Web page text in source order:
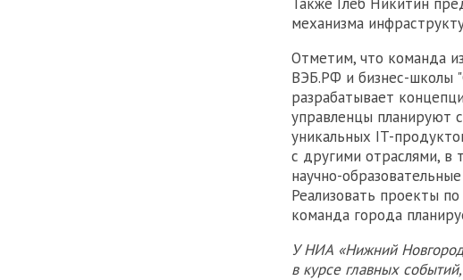
механизма
Отметим, что команда
ВЭБ.РФ и бизнес-школы
разрабатывает
управленцы планируют
уникальных IT-
с другими отраслями, в
научно-
Реализовать проекты
команда города
У НИА «Нижний
в курсе главных